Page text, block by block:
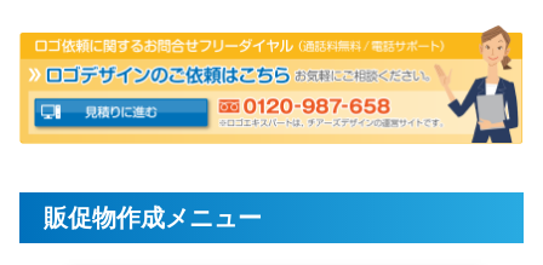
販促物作成メニュー